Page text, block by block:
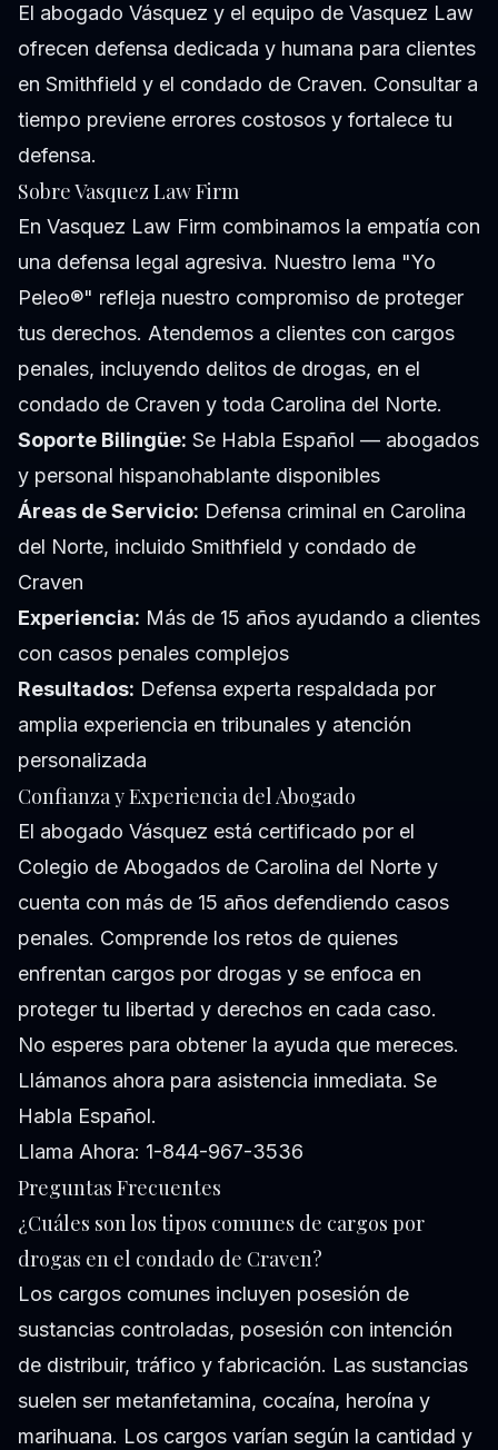
El abogado Vásquez y el equipo de Vasquez Law
ofrecen defensa dedicada y humana para clientes
en Smithfield y el condado de Craven. Consultar a
tiempo previene errores costosos y fortalece tu
defensa.
Sobre Vasquez Law Firm
En Vasquez Law Firm combinamos la empatía con
una defensa legal agresiva. Nuestro lema "Yo
Peleo®" refleja nuestro compromiso de proteger
tus derechos. Atendemos a clientes con cargos
penales, incluyendo delitos de drogas, en el
condado de Craven y toda Carolina del Norte.
Soporte Bilingüe: Se Habla Español — abogados
y personal hispanohablante disponibles
Áreas de Servicio: Defensa criminal en Carolina
del Norte, incluido Smithfield y condado de
Craven
Experiencia: Más de 15 años ayudando a clientes
con casos penales complejos
Resultados: Defensa experta respaldada por
amplia experiencia en tribunales y atención
personalizada
Confianza y Experiencia del Abogado
El abogado Vásquez está certificado por el
Colegio de Abogados de Carolina del Norte y
cuenta con más de 15 años defendiendo casos
penales. Comprende los retos de quienes
enfrentan cargos por drogas y se enfoca en
proteger tu libertad y derechos en cada caso.
No esperes para obtener la ayuda que mereces.
Llámanos ahora para asistencia inmediata. Se
Habla Español.
Llama Ahora: 1-844-967-3536
Preguntas Frecuentes
¿Cuáles son los tipos comunes de cargos por
drogas en el condado de Craven?
Los cargos comunes incluyen posesión de
sustancias controladas, posesión con intención
de distribuir, tráfico y fabricación. Las sustancias
suelen ser metanfetamina, cocaína, heroína y
marihuana. Los cargos varían según la cantidad y